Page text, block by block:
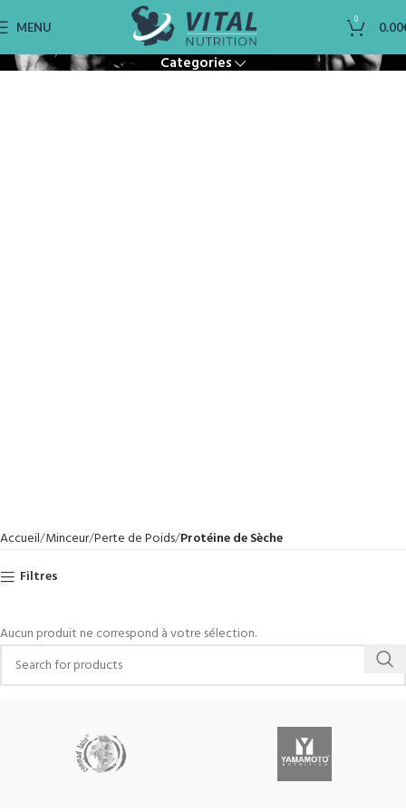
MENU 0 0.00
Protéine de Sèche
Categories
Accueil Minceur Perte de Poids Protéine de Sèche
Filtres
Aucun produit ne correspond à votre sélection.